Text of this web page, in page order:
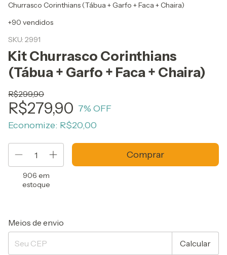
Churrasco Corinthians (Tábua + Garfo + Faca + Chaira)
+90 vendidos
SKU: 2991
Kit Churrasco Corinthians
(Tábua + Garfo + Faca + Chaira)
R$299,90
R$279,90 7% OFF
Economize: R$20,00
906 em
estoque
Entregas para o CEP:
Meios de envio
Calcular